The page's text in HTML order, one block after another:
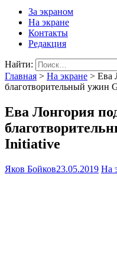
За экраном
На экране
Контакты
Редакция
Найти:
Главная > На экране > Ева
благотворительный ужин
Ева Лонгория
Initiative
Яков Бойков23.05.2019 На